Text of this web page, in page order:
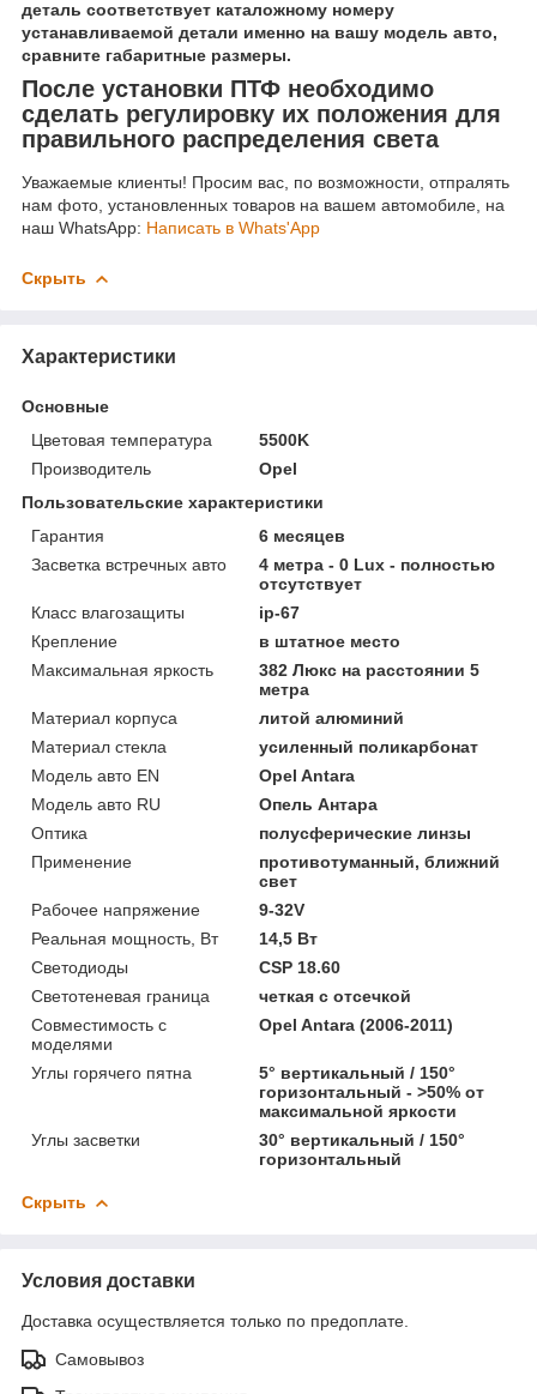
деталь соответствует каталожному номеру
устанавливаемой детали именно на вашу модель авто,
сравните габаритные размеры.
После установки ПТФ необходимо
сделать регулировку их положения для
правильного распределения света
Уважаемые клиенты! Просим вас, по возможности, отпралять
нам фото, установленных товаров на вашем автомобиле, на
наш WhatsApp: Написать в Whats'App
Скрыть
Характеристики
Основные
Цветовая температура
5500K
Производитель
Opel
Пользовательские характеристики
Гарантия
6 месяцев
Засветка встречных авто
4 метра - 0 Lux - полностью
отсутствует
Класс влагозащиты
ip-67
Крепление
в штатное место
Максимальная яркость
382 Люкс на расстоянии 5
метра
Материал корпуса
литой алюминий
Материал стекла
усиленный поликарбонат
Модель авто EN
Opel Antara
Модель авто RU
Опель Антара
Оптика
полусферические линзы
Применение
противотуманный, ближний
свет
Рабочее напряжение
9-32V
Реальная мощность, Вт
14,5 Вт
Светодиоды
CSP 18.60
Светотеневая граница
четкая с отсечкой
Совместимость с
моделями
Opel Antara (2006-2011)
Углы горячего пятна
5° вертикальный / 150°
горизонтальный - >50% от
максимальной яркости
Углы засветки
30° вертикальный / 150°
горизонтальный
Скрыть
Условия доставки
Доставка осуществляется только по предоплате.
Самовывоз